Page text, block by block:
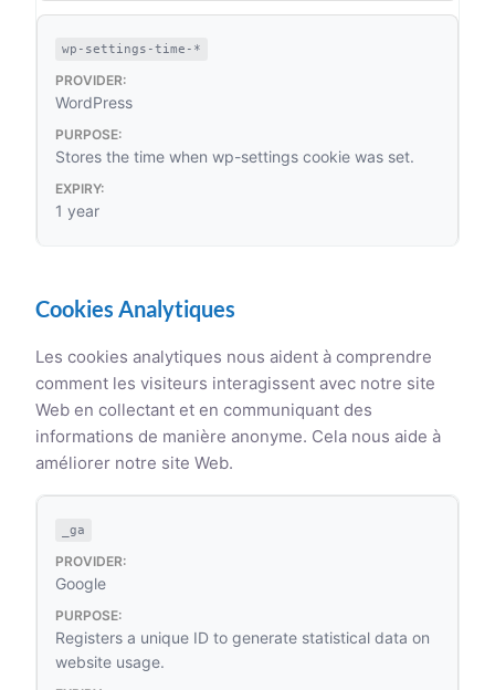
wp-settings-time-*
WordPress
Stores the time when wp-settings cookie was set.
1 year
Cookies Analytiques
Les cookies analytiques nous aident à comprendre
comment les visiteurs interagissent avec notre site
Web en collectant et en communiquant des
informations de manière anonyme. Cela nous aide à
améliorer notre site Web.
_ga
Google
Registers a unique ID to generate statistical data on
website usage.